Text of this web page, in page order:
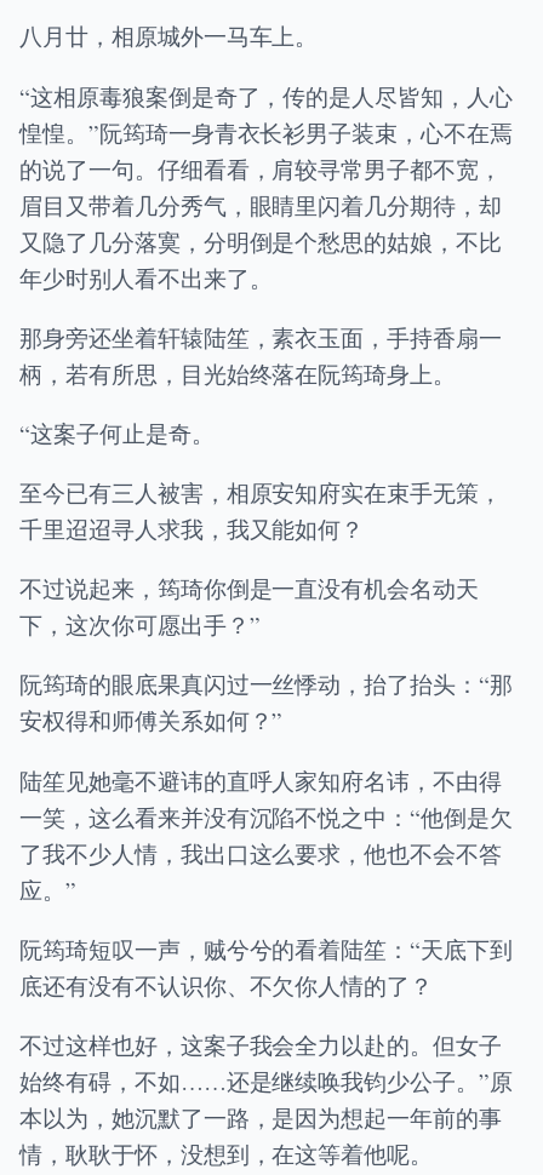
八月廿，相原城外一马车上。
“这相原毒狼案倒是奇了，传的是人尽皆知，人心
惶惶。”阮筠琦一身青衣长衫男子装束，心不在焉
的说了一句。仔细看看，肩较寻常男子都不宽，
眉目又带着几分秀气，眼睛里闪着几分期待，却
又隐了几分落寞，分明倒是个愁思的姑娘，不比
年少时别人看不出来了。
那身旁还坐着轩辕陆笙，素衣玉面，手持香扇一
柄，若有所思，目光始终落在阮筠琦身上。
“这案子何止是奇。
至今已有三人被害，相原安知府实在束手无策，
千里迢迢寻人求我，我又能如何？
不过说起来，筠琦你倒是一直没有机会名动天
下，这次你可愿出手？”
阮筠琦的眼底果真闪过一丝悸动，抬了抬头：“那
安权得和师傅关系如何？”
陆笙见她毫不避讳的直呼人家知府名讳，不由得
一笑，这么看来并没有沉陷不悦之中：“他倒是欠
了我不少人情，我出口这么要求，他也不会不答
应。”
阮筠琦短叹一声，贼兮兮的看着陆笙：“天底下到
底还有没有不认识你、不欠你人情的了？
不过这样也好，这案子我会全力以赴的。但女子
始终有碍，不如……还是继续唤我钧少公子。”原
本以为，她沉默了一路，是因为想起一年前的事
情，耿耿于怀，没想到，在这等着他呢。